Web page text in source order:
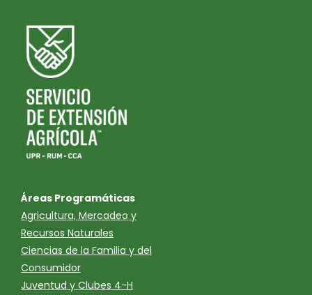
Áreas Programáticas
Agricultura, Mercadeo y
Recursos Naturales
Ciencias de la Familia y del
Consumidor
Juventud y Clubes 4-H